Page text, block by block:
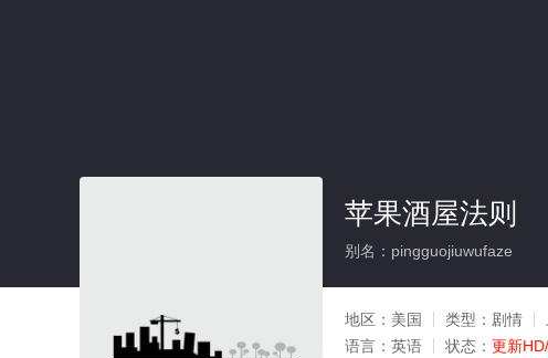
苹果酒屋法则
别名：pingguojiuwufaze
地区： 美国 类型： 剧情
语言： 英语 状态： 更新